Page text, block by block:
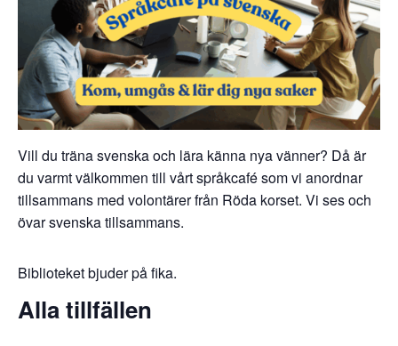
Vill du träna svenska och lära känna nya vänner? Då är
du varmt välkommen till vårt språkcafé som vi anordnar
tillsammans med volontärer från Röda korset. Vi ses och
övar svenska tillsammans.
Biblioteket bjuder på fika.
Alla tillfällen